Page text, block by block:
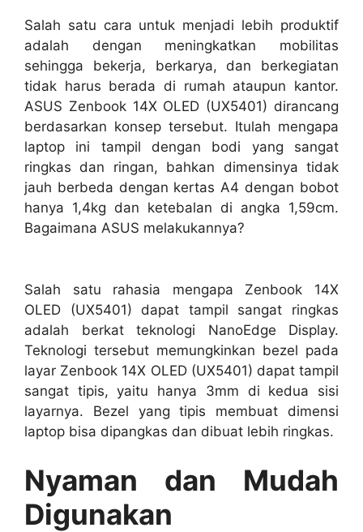
Salah satu cara untuk menjadi lebih produktif
adalah dengan meningkatkan mobilitas
sehingga bekerja, berkarya, dan berkegiatan
tidak harus berada di rumah ataupun kantor.
ASUS Zenbook 14X OLED (UX5401) dirancang
berdasarkan konsep tersebut. Itulah mengapa
laptop ini tampil dengan bodi yang sangat
ringkas dan ringan, bahkan dimensinya tidak
jauh berbeda dengan kertas A4 dengan bobot
hanya 1,4kg dan ketebalan di angka 1,59cm.
Bagaimana ASUS melakukannya?
Salah satu rahasia mengapa Zenbook 14X
OLED (UX5401) dapat tampil sangat ringkas
adalah berkat teknologi NanoEdge Display.
Teknologi tersebut memungkinkan bezel pada
layar Zenbook 14X OLED (UX5401) dapat tampil
sangat tipis, yaitu hanya 3mm di kedua sisi
layarnya. Bezel yang tipis membuat dimensi
laptop bisa dipangkas dan dibuat lebih ringkas.
Nyaman dan Mudah
Digunakan